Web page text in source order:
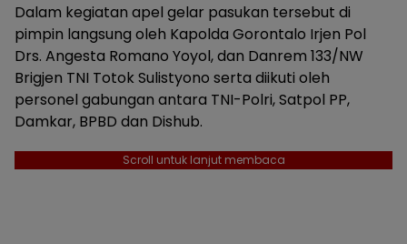
Dalam kegiatan apel gelar pasukan tersebut di
pimpin langsung oleh Kapolda Gorontalo Irjen Pol
Drs. Angesta Romano Yoyol, dan Danrem 133/NW
Brigjen TNI Totok Sulistyono serta diikuti oleh
personel gabungan antara TNI-Polri, Satpol PP,
Damkar, BPBD dan Dishub.
Scroll untuk lanjut membaca